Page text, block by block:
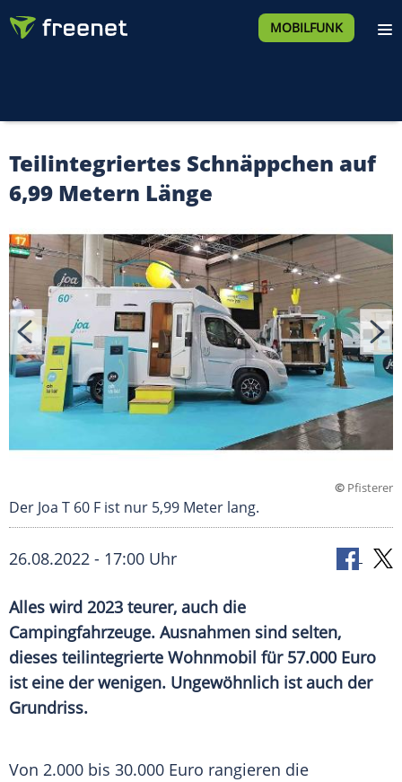
MOBILFUNK
Teilintegriertes Schnäppchen auf
6,99 Metern Länge
© Pfisterer
Der Joa T 60 F ist nur 5,99 Meter lang.
26.08.2022 - 17:00 Uhr
Alles wird 2023 teurer, auch die
Campingfahrzeuge. Ausnahmen sind selten,
dieses teilintegrierte Wohnmobil für 57.000 Euro
ist eine der wenigen. Ungewöhnlich ist auch der
Grundriss.
Von 2.000 bis 30.000 Euro rangieren die